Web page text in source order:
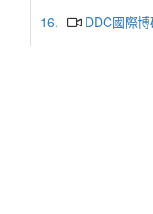
16.
DDC國際